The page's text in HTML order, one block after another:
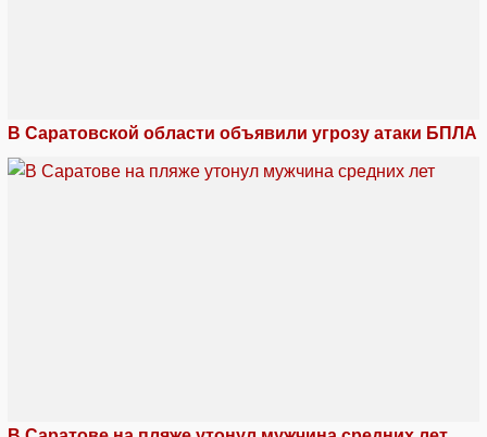
В Саратовской области объявили угрозу атаки БПЛА